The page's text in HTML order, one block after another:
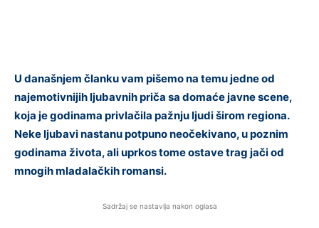
U današnjem članku vam pišemo na temu jedne od
najemotivnijih ljubavnih priča sa domaće javne scene,
koja je godinama privlačila pažnju ljudi širom regiona.
Neke ljubavi nastanu potpuno neočekivano, u poznim
godinama života, ali uprkos tome ostave trag jači od
mnogih mladalačkih romansi.
Sadržaj se nastavlja nakon oglasa